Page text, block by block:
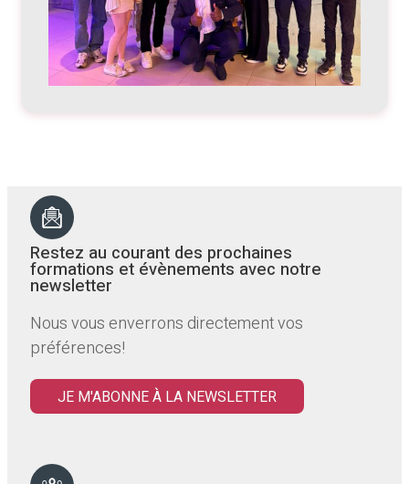
Restez au courant des prochaines
formations et évènements avec notre
newsletter
Nous vous enverrons directement vos
préférences!
JE M'ABONNE À LA NEWSLETTER